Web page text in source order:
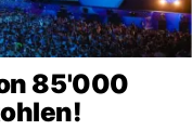
85'000